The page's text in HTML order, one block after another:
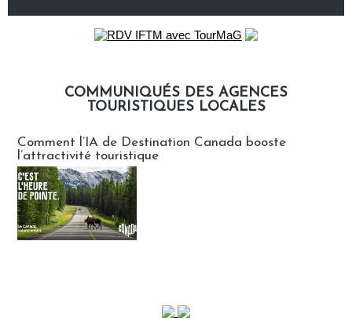
COMMUNIQUÉS DES AGENCES
TOURISTIQUES LOCALES
Comment l’IA de Destination Canada booste
l’attractivité touristique